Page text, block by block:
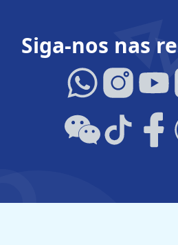
Siga-nos nas